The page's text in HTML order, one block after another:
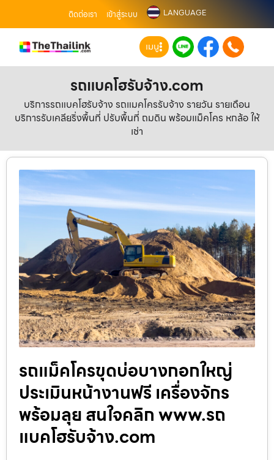
ติดต่อเรา เข้าสู่ระบบ LANGUAGE
เมนู
รถแบคโฮรับจ้าง.com
บริการรถแบคโฮรับจ้าง รถแมคโครรับจ้าง รายวัน รายเดือน
บริการรับเคลียริ่งพื้นที่ ปรับพื้นที่ ถมดิน พร้อมแม็คโคร หกล้อ ให้
เช่า
รถแม็คโครขุดบ่อบางกอกใหญ่
ประเมินหน้างานฟรี เครื่องจักร
พร้อมลุย สนใจคลิก www.รถ
แบคโฮรับจ้าง.com